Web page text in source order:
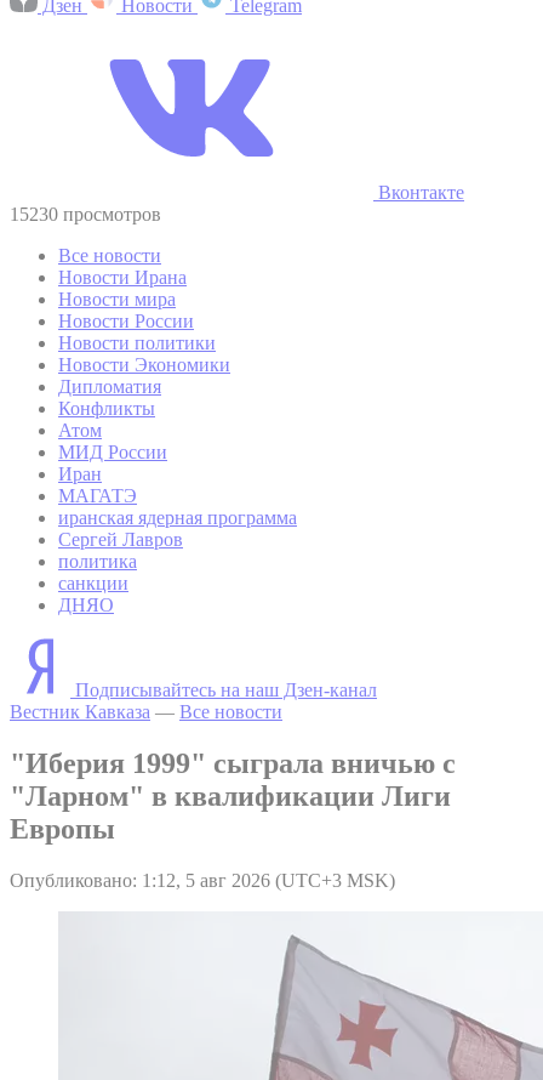
Дзен Новости Telegram
Вконтакте
15230 просмотров
Все новости
Новости Ирана
Новости мира
Новости России
Новости политики
Новости Экономики
Дипломатия
Конфликты
Атом
МИД России
Иран
МАГАТЭ
иранская ядерная программа
Сергей Лавров
политика
санкции
ДНЯО
Подписывайтесь на наш Дзен-канал
Вестник Кавказа — Все новости
"Иберия 1999" сыграла вничью с
"Ларном" в квалификации Лиги
Европы
Опубликовано: 1:12, 5 авг 2026 (UTC+3 MSK)